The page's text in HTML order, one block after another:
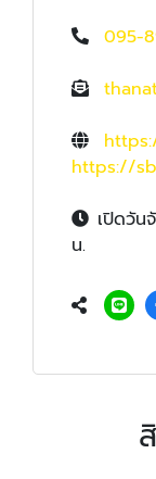
095-
https://
เปิดวัน
น.